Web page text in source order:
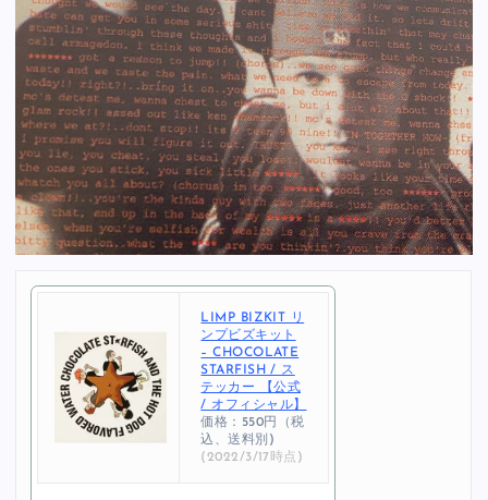
LIMP BIZKIT リ
ンプビズキット
– CHOCOLATE
STARFISH / ス
テッカー 【公式
/ オフィシャル】
価格：550円（税
込、送料別)
(2022/3/17時点)